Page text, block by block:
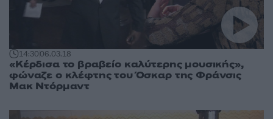
14:3006.03.18
«Κέρδισα το βραβείο καλύτερης μουσικής»,
φώναζε ο κλέφτης του Όσκαρ της Φράνσις
Μακ Ντόρμαντ